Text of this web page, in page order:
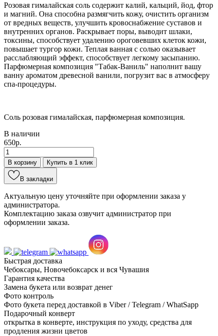
Розовая гималайская соль содержит калий, кальций, йод, фтор
и магний. Она способна размягчить кожу, очистить организм
от вредных веществ, улучшить кровоснабжение суставов и
внутренних органов. Раскрывает поры, выводит шлаки,
токсины, способствует удалению ороговевших клеток кожи,
повышает тургор кожи. Теплая ванная с солью оказывает
расслабляющий эффект, способствует легкому засыпанию.
Парфюмерная композиция "Табак-Ваниль" наполнит вашу
ванну ароматом древесной ванили, погрузит вас в атмосферу
спа-процедуры.
Соль розовая гималайская, парфюмерная композиция.
В наличии
650р.
В корзину Купить в 1 клик
В закладки
Актуальную цену уточняйте при оформлении заказа у
администратора.
Комплектацию заказа озвучит администратор при
оформлении заказа.
Быстрая доставка
Чебоксары, Новочебоксарск и вся Чувашия
Гарантия качества
Замена букета или возврат денег
Фото контроль
Фото букета перед доставкой в Viber / Telegram / WhatSapp
Подарочный конверт
открытка в конверте, инструкция по уходу, средства для
продления жизни цветов